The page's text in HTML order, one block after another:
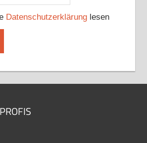
Datenschutzerklärunglesen